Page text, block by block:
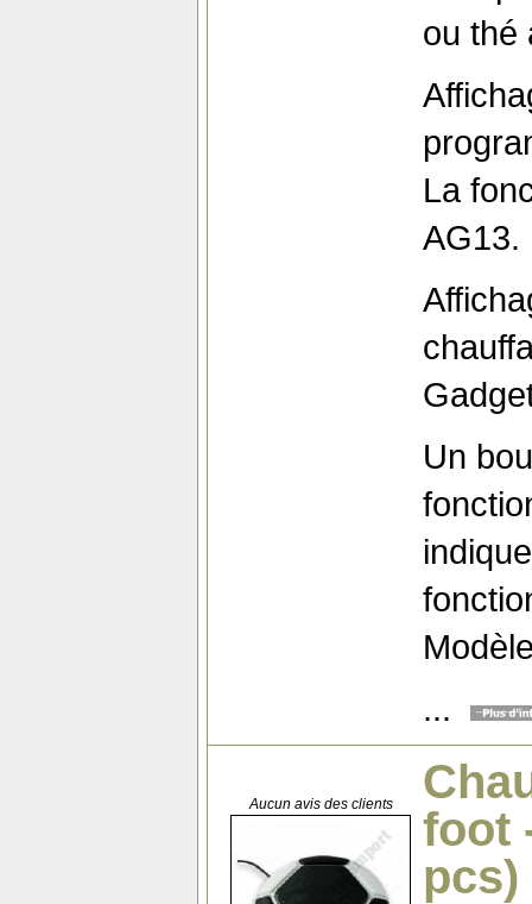
ou thé
La
AG13.
Un
...
Aucun avis des clients
foot
pcs)